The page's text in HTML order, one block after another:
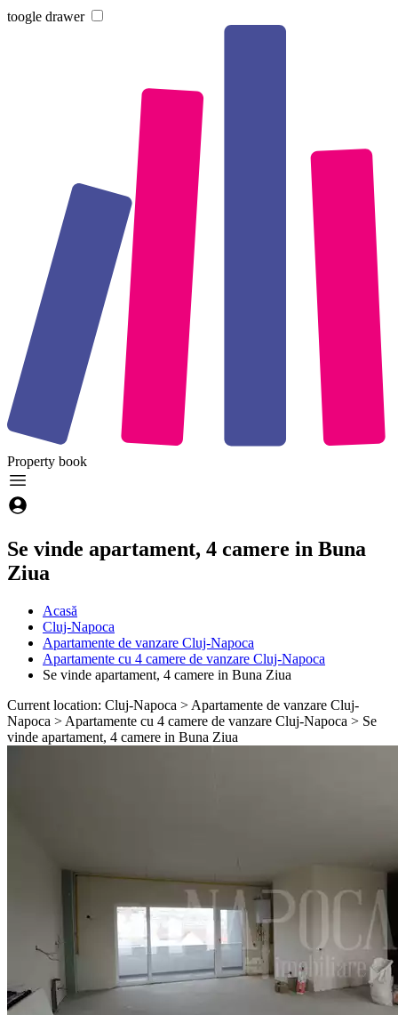
toogle drawer
Property book
Se vinde apartament, 4 camere in Buna
Ziua
Acasă
Cluj-Napoca
Apartamente de vanzare Cluj-Napoca
Apartamente cu 4 camere de vanzare Cluj-Napoca
Se vinde apartament, 4 camere in Buna Ziua
Current location: Cluj-Napoca > Apartamente de vanzare Cluj-
Napoca > Apartamente cu 4 camere de vanzare Cluj-Napoca > Se
vinde apartament, 4 camere in Buna Ziua